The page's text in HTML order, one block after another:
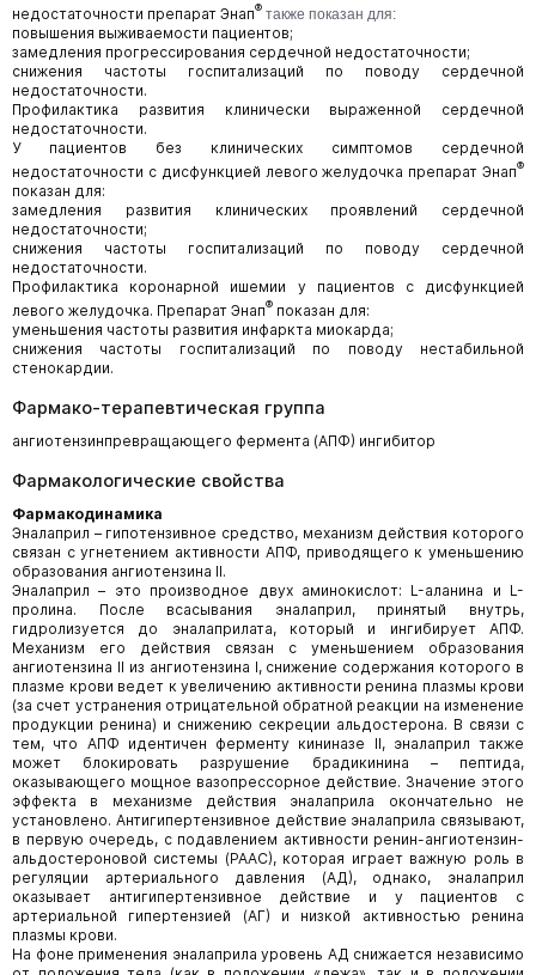
недостаточности препарат Энап® также показан для:
повышения выживаемости пациентов;
замедления прогрессирования сердечной недостаточности;
снижения частоты госпитализаций по поводу сердечной
недостаточности.
Профилактика развития клинически выраженной сердечной
недостаточности.
У пациентов без клинических симптомов сердечной
недостаточности с дисфункцией левого желудочка препарат Энап®
показан для:
замедления развития клинических проявлений сердечной
недостаточности;
снижения частоты госпитализаций по поводу сердечной
недостаточности.
Профилактика коронарной ишемии у пациентов с дисфункцией
левого желудочка. Препарат Энап® показан для:
уменьшения частоты развития инфаркта миокарда;
снижения частоты госпитализаций по поводу нестабильной
стенокардии.
Фармако-терапевтическая группа
ангиотензинпревращающего фермента (АПФ) ингибитор
Фармакологические свойства
Фармакодинамика
Эналаприл – гипотензивное средство, механизм действия которого
связан с угнетением активности АПФ, приводящего к уменьшению
образования ангиотензина II.
Эналаприл – это производное двух аминокислот: L-аланина и L-
пролина. После всасывания эналаприл, принятый внутрь,
гидролизуется до эналаприлата, который и ингибирует АПФ.
Механизм его действия связан с уменьшением образования
ангиотензина II из ангиотензина I, снижение содержания которого в
плазме крови ведет к увеличению активности ренина плазмы крови
(за счет устранения отрицательной обратной реакции на изменение
продукции ренина) и снижению секреции альдостерона. В связи с
тем, что АПФ идентичен ферменту кининазе II, эналаприл также
может блокировать разрушение брадикинина – пептида,
оказывающего мощное вазопрессорное действие. Значение этого
эффекта в механизме действия эналаприла окончательно не
установлено. Антигипертензивное действие эналаприла связывают,
в первую очередь, с подавлением активности ренин-ангиотензин-
альдостероновой системы (РААС), которая играет важную роль в
регуляции артериального давления (АД), однако, эналаприл
оказывает антигипертензивное действие и у пациентов с
артериальной гипертензией (АГ) и низкой активностью ренина
плазмы крови.
На фоне применения эналаприла уровень АД снижается независимо